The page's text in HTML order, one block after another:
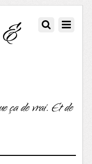
ça de vrai. Et de